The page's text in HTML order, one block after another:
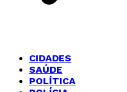
CIDADES
SAÚDE
POLÍTICA